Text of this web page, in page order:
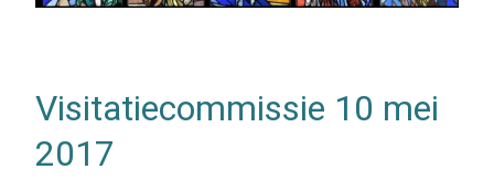
Visitatiecommissie 10 mei
2017